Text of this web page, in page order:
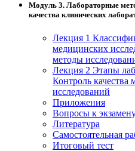
Ветеринария и
аккредитации
Основные Услуги
Дополнительные
Модуль 3. Лабораторные
качества клинических
Лекция 1
медицинских
методы
Лекция 2 Этапы
Контроль
исследований
Приложения
Вопросы к
Литература
Самостоятельная
Итоговый тест